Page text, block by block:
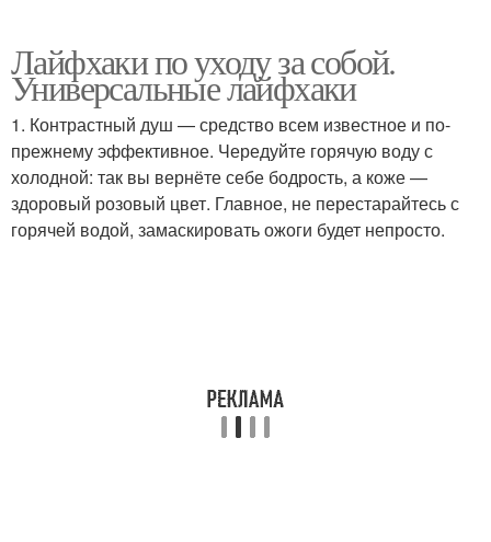
Лайфхаки по уходу за собой.
Универсальные лайфхаки
1. Контрастный душ — средство всем известное и по-
прежнему эффективное. Чередуйте горячую воду с
холодной: так вы вернёте себе бодрость, а коже —
здоровый розовый цвет. Главное, не перестарайтесь с
горячей водой, замаскировать ожоги будет непросто.